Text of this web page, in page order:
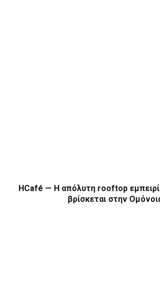
HCafé — Η απόλυτη rooftop
βρίσκεται στην